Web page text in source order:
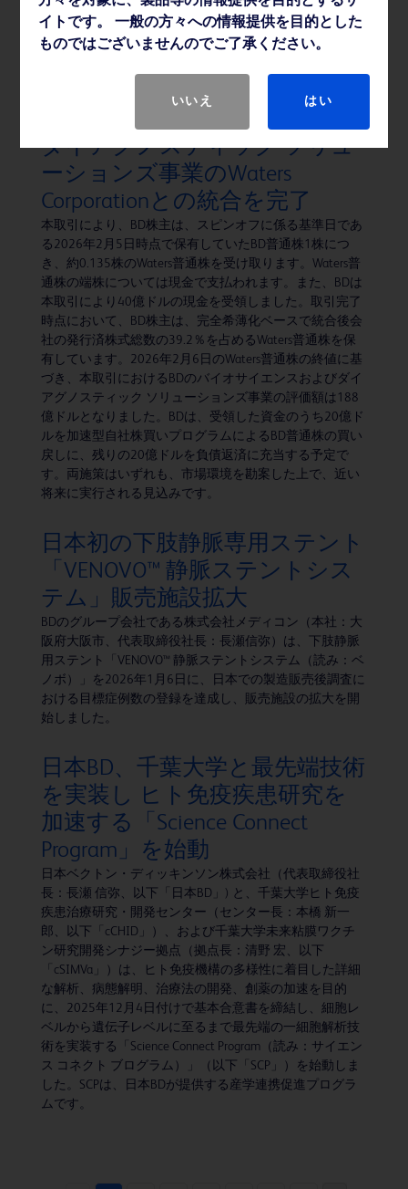
の「ピュアウィック™ 体外式カテーテル」シリーズよ
り、新たに「ピュアウィック™ フレックス 女性用体外式
カテーテル」および「ピュアウィック™ 男性用体外式カ
ダイアグノスティック ソリュ
ーションズ事業のWaters
Corporationとの統合を完了
本取引により、BD株主は、スピンオフに係る基準日であ
る2026年2月5日時点で保有していたBD普通株1株につ
き、約0.135株のWaters普通株を受け取ります。Waters普
通株の端株については現金で支払われます。また、BDは
本取引により40億ドルの現金を受領しました。取引完了
時点において、BD株主は、完全希薄化ベースで統合後会
社の発行済株式総数の39.2％を占めるWaters普通株を保
有しています。2026年2月6日のWaters普通株の終値に基
づき、本取引におけるBDのバイオサイエンスおよびダイ
アグノスティック ソリューションズ事業の評価額は188
億ドルとなりました。BDは、受領した資金のうち20億ド
ルを加速型自社株買いプログラムによるBD普通株の買い
戻しに、残りの20億ドルを負債返済に充当する予定で
す。両施策はいずれも、市場環境を勘案した上で、近い
将来に実行される見込みです。
日本初の下肢静脈専用ステント
「VENOVO™ 静脈ステントシス
テム」販売施設拡大
BDのグループ会社である株式会社メディコン（本社：大
阪府大阪市、代表取締役社長：長瀬信弥）は、下肢静脈
用ステント「VENOVO™ 静脈ステントシステム（読み：ベ
ノボ）」を2026年1月6日に、日本での製造販売後調査に
おける目標症例数の登録を達成し、販売施設の拡大を開
始しました。
日本BD、千葉大学と最先端技術
を実装し ヒト免疫疾患研究を
加速する「Science Connect
Program」を始動
日本ベクトン・ディッキンソン株式会社（代表取締役社
長：長瀬 信弥、以下「日本BD」) と、千葉大学ヒト免疫
疾患治療研究・開発センター（センター長：本橋 新一
郎、以下「cCHID」）、および千葉大学未来粘膜ワクチ
ン研究開発シナジー拠点（拠点長：清野 宏、以下
「cSIMVa」）は、ヒト免疫機構の多様性に着目した詳細
な解析、病態解明、治療法の開発、創薬の加速を目的
に、2025年12月4日付けで基本合意書を締結し、細胞レ
ベルから遺伝子レベルに至るまで最先端の一細胞解析技
術を実装する「Science Connect Program（読み：サイエン
ス コネクト ブログラム）」（以下「SCP」）を始動しま
した。SCPは、日本BDが提供する産学連携促進プログラ
ムです。
イトです。 一般の方々への情報提供を目的とした
ものではございませんのでご了承ください。
いいえ はい